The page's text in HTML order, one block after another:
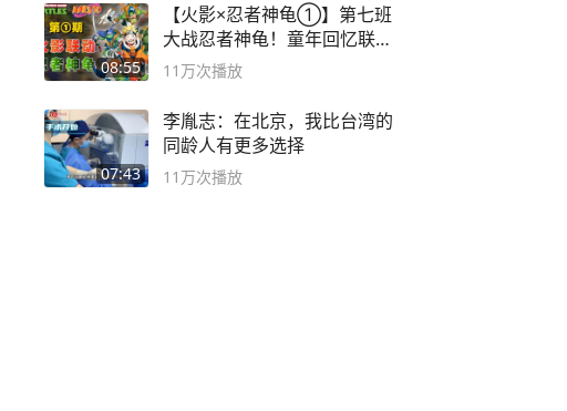
08:55
【火影×忍者神龟①】第七班
大战忍者神龟！童年回忆联动
论武？
11万次播放
07:43
李胤志：在北京，我比台湾的
同龄人有更多选择
11万次播放